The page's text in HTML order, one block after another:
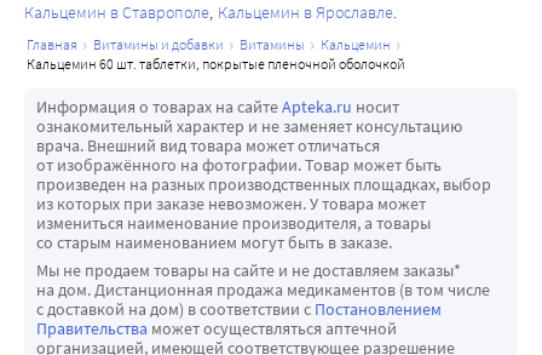
Пищевые волокна
Некоторые компоненты пищевых волокон могут
замедлять всасывание кальция. К ним относятся
фитиновая кислота (содержится в пшеничных отрубях),
щавелевая кислота (содержится в шпинате и ревене) и
уроновая кислота (общий компонент растительных
волокон).
Если Вы применяете вышеперечисленные или другие
лекарственные препараты (в том числе
безрецептурные), перед применением препарата
Кальцемин® проконсультируйтесь с врачом.
Кальцемин в Ставрополе Кальцемин в Ярославле
главная витамины и добавки витамины
кальцемин
кальцемин 60 шт. таблетки, покрытые пленочной оболочкой
Информация о товарах на сайтеApteka.ru носит
ознакомительный характер и не заменяет консультацию
врача. Внешний вид товара может отличаться
от изображённого на фотографии. Товар может быть
произведен на разных производственных площадках, выбор
из которых при заказе невозможен. У товара может
измениться наименование производителя, а товары
со старым наименованием могут быть в заказе.
Мы не продаем товары на сайте и не доставляем заказы*
на дом. Дистанционная продажа медикаментов (в том числе
с доставкой на дом) в соответствии с Постановлением
Правительства может осуществляться аптечной
организацией, имеющей соответствующее разрешение